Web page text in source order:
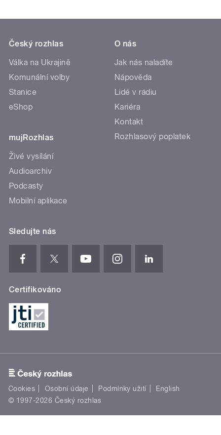
Český rozhlas
Válka na Ukrajině
Komunální volby
Stanice
eShop
mujRozhlas
Živé vysílání
Audioarchiv
Podcasty
Mobilní aplikace
O nás
Jak nás naladíte
Nápověda
Lidé v rádiu
Kariéra
Kontakt
Rozhlasový poplatek
Sledujte nás
Certifikováno
Cookies Osobní údaje Podmínky užití
English
© 1997-2026 Český rozhlas